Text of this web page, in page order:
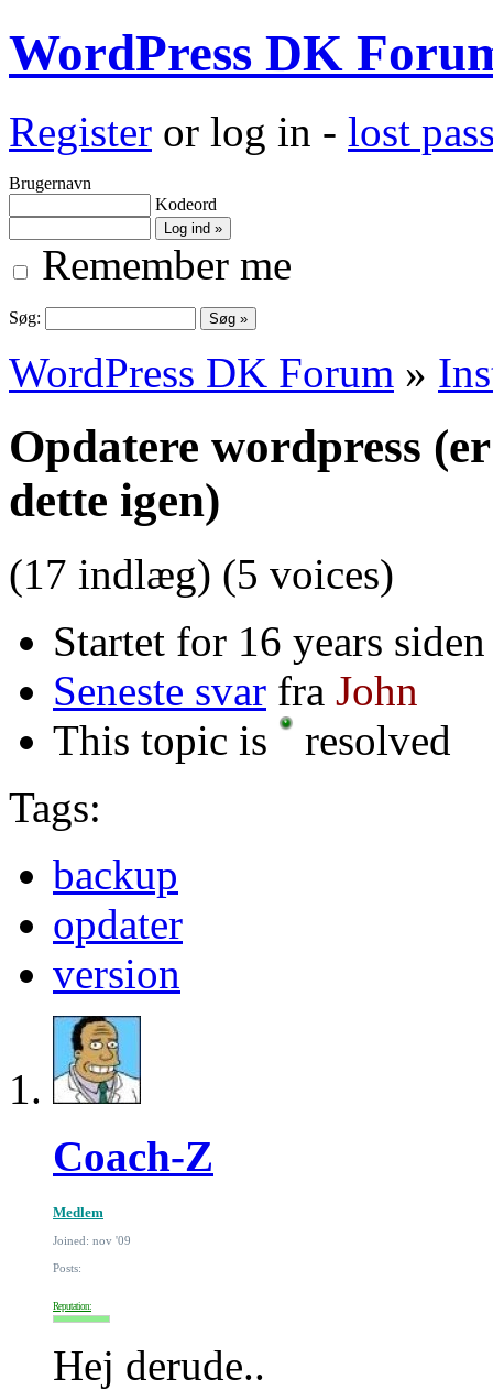
WordPress DK
Register or log in - lost
Brugernavn
Kodeord
Remember me
Søg:
WordPress DK Forum »
Opdatere wordpress
dette igen)
(17 indlæg) (5 voices)
Startet for 16 years
Seneste svar fra John
This topic is
resolved
Tags:
backup
opdater
version
Coach-Z
Medlem
Joined: nov '09
Posts:
Reputation:
Hej derude..